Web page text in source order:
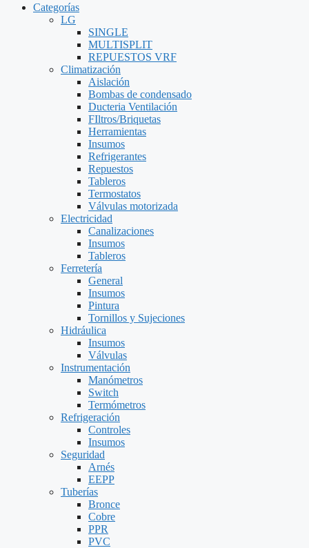
Categorías
LG
SINGLE
MULTISPLIT
REPUESTOS VRF
Climatización
Aislación
Bombas de condensado
Ducteria Ventilación
FIltros/Briquetas
Herramientas
Insumos
Refrigerantes
Repuestos
Tableros
Termostatos
Válvulas motorizada
Electricidad
Canalizaciones
Insumos
Tableros
Ferretería
General
Insumos
Pintura
Tornillos y Sujeciones
Hidráulica
Insumos
Válvulas
Instrumentación
Manómetros
Switch
Termómetros
Refrigeración
Controles
Insumos
Seguridad
Arnés
EEPP
Tuberías
Bronce
Cobre
PPR
PVC